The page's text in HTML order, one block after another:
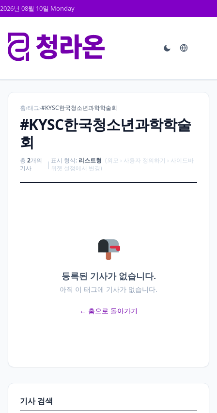
2026년 08월 10일 Monday
홈›태그›#KYSC한국청소년과학학술회
#KYSC한국청소년과학학술
회
총 2개의
기사
| 표시 형식: 리스트형 (외모 › 사용자 정의하기 › 사이드바
위젯 설정에서 변경)
등록된 기사가 없습니다.
아직 이 태그에 기사가 없습니다.
← 홈으로 돌아가기
기사 검색